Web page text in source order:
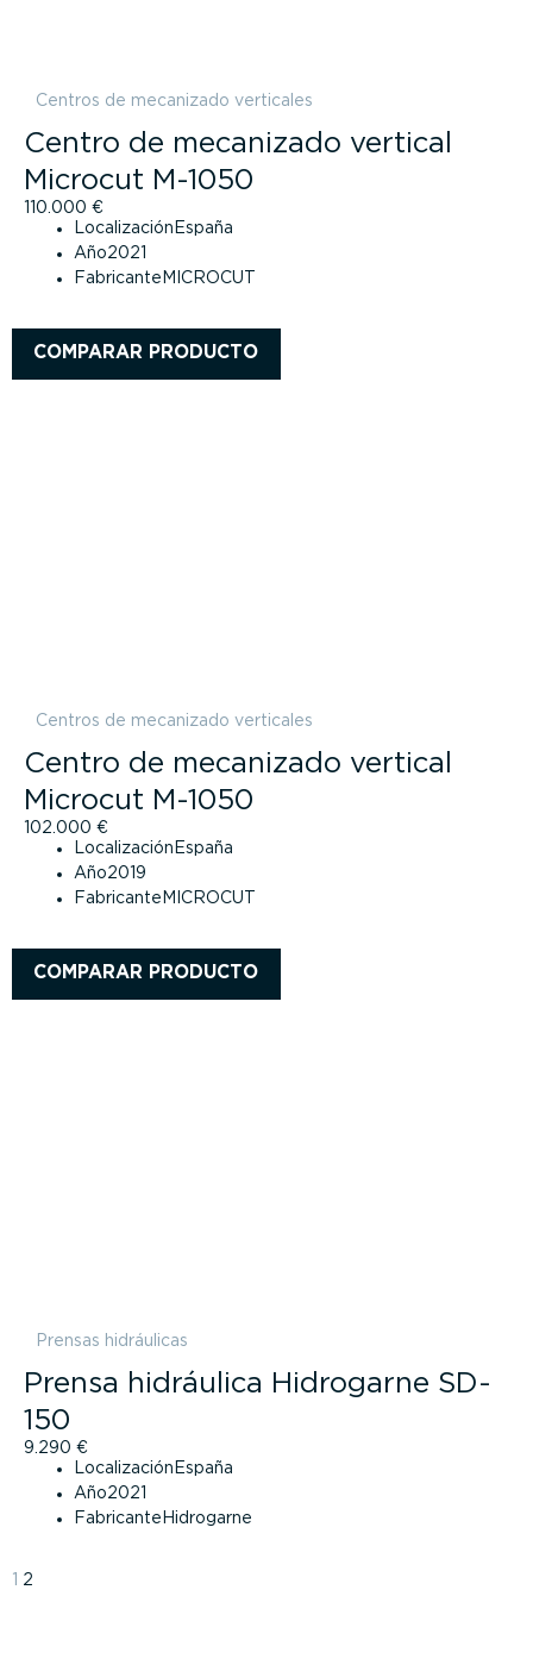
Centros de mecanizado verticales
Centro de mecanizado vertical
Microcut M-1050
110.000 €
Localización España
Año2021
Fabricante MICROCUT
COMPARAR PRODUCTO
Centros de mecanizado verticales
Centro de mecanizado vertical
Microcut M-1050
102.000 €
Localización España
Año2019
Fabricante MICROCUT
COMPARAR PRODUCTO
Prensas hidráulicas
Prensa hidráulica Hidrogarne SD-
150
9.290 €
Localización España
Año2021
Fabricante Hidrogarne
2